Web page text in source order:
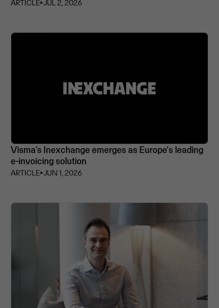
ARTICLE⏵JUL 2, 2026
Visma’s Inexchange emerges as Europe's leading
e-invoicing solution
ARTICLE⏵JUN 1, 2026